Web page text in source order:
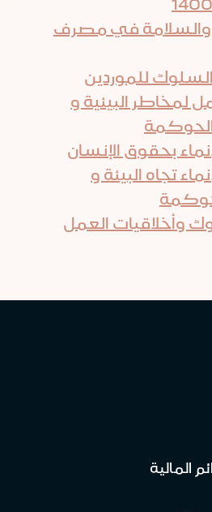
والسلامة في مصرف
للموردين
لمخاطر البيئية و
الحوكمة
بحقوق الإنسان
تجاه البيئة و
وأخلاقيات العمل
المالية